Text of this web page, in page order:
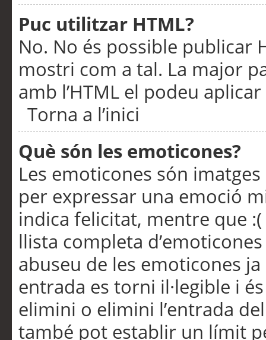
Puc utilitzar HTML?
No. No és possible publicar
mostri com a tal. La major
amb l’HTML el podeu
Torna a l’inici
Què són les emoticones?
Les emoticones són
per expressar una emoció
indica felicitat, mentre que
llista completa
abuseu de les emoticones
entrada es torni il·legible i
elimini o elimini l’entrada
també pot establir un límit